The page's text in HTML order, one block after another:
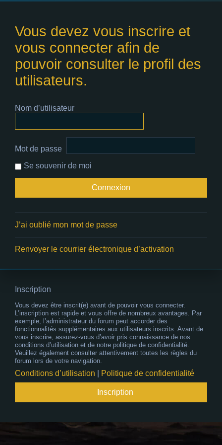
Vous devez vous inscrire et
vous connecter afin de
pouvoir consulter le profil des
utilisateurs.
Nom d’utilisateur
Mot de passe
Se souvenir de moi
J’ai oublié mon mot de passe
Renvoyer le courrier électronique d’activation
Inscription
Vous devez être inscrit(e) avant de pouvoir vous connecter.
L’inscription est rapide et vous offre de nombreux avantages. Par
exemple, l’administrateur du forum peut accorder des
fonctionnalités supplémentaires aux utilisateurs inscrits. Avant de
vous inscrire, assurez-vous d’avoir pris connaissance de nos
conditions d’utilisation et de notre politique de confidentialité.
Veuillez également consulter attentivement toutes les règles du
forum lors de votre navigation.
Conditions d’utilisation Politique de confidentialité
Inscription